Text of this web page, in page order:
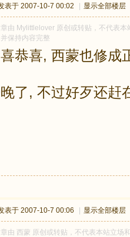
表于 2007-10-7 00:02 显示全部楼层
由 Mylittlelover 原创或转贴，不代表
保持内容完整
恭喜, 西蒙也修成
了, 不过好歹还赶
表于 2007-10-7 00:06 显示全部楼层
由 西蒙 原创或转贴，不代表本站立场